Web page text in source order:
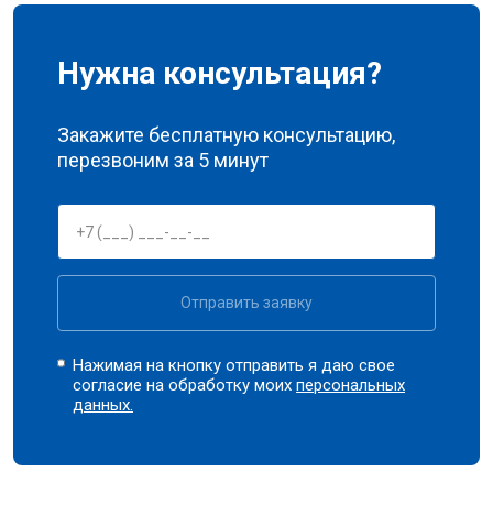
Нужна консультация?
Закажите бесплатную консультацию,
перезвоним за 5 минут
Отправить заявку
Нажимая на кнопку отправить я даю свое
согласие на обработку моихперсональных
данных.